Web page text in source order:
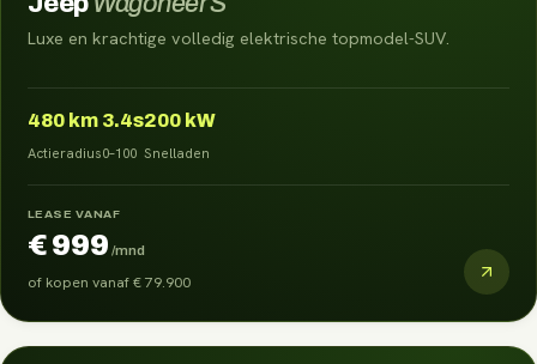
Luxe en krachtige volledig elektrische topmodel-SUV.
480 km
Actieradius
3.4s
0–100
200 kW
Snelladen
LEASE VANAF
€ 999 /mnd
of kopen vanaf€ 79.900